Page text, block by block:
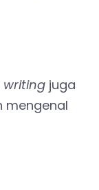
writing juga
mengenal